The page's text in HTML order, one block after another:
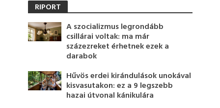
RIPORT
A szocializmus legrondább
csillárai voltak: ma már
százezreket érhetnek ezek a
darabok
Hűvös erdei kirándulások unokával
kisvasutakon: ez a 9 legszebb
hazai útvonal kánikulára